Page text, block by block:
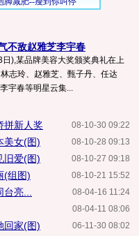
不敌赵雅芝李宇春
),某品牌美容大奖颁奖典礼在上
志玲、赵雅芝、甄子丹、任达
宇春等明星云集...
08-10-30 09:22
拼新人奖
08-10-28 09:13
美女(图)
08-10-27 09:18
旧爱(图)
08-10-21 15:52
(组图)
08-04-16 11:24
亮...
08-04-11 08:06
06-11-30 08:02
回家(图)